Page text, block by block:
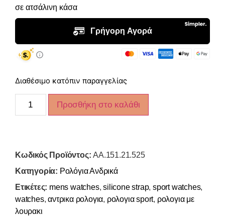
σε ατσάλινη κάσα
Διαθέσιμο κατόπιν παραγγελίας
Προσθήκη στο καλάθι
Κωδικός Προϊόντος:AA.151.21.525
Κατηγορία: Ρολόγια Ανδρικά
Ετικέτες: mens watches,silicone strap,sport watches,
watches,αντρικα ρολογια, ρολογια sport, ρολογια με
λουρακι